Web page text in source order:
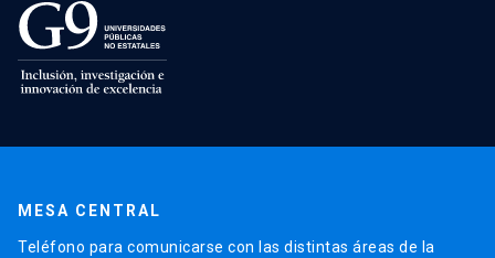
MESA CENTRAL
Teléfono para comunicarse con las distintas áreas de la